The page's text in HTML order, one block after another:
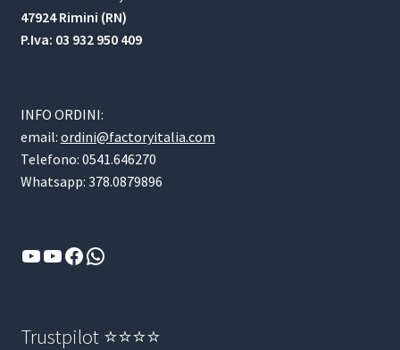
47924 Rimini (RN)
P.Iva: 03 932 950 409
INFO ORDINI:
email: ordini@factoryitalia.com
Telefono: 0541.646270
Whatsapp: 378.0879896
YouTube
YouTube
Facebook
WhatsApp
Trustpilot ⭐⭐⭐⭐